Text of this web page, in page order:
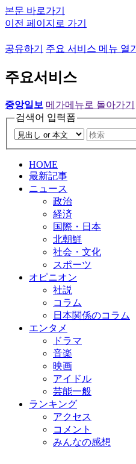
본문 바로가기
이전 페이지로 가기
공유하기 주요 서비스 메뉴 열기
주요서비스
중앙일보 메가메뉴로 돌아가기
검색어 입력폼
HOME
最新記事
ニュース
政治
経済
国際・日本
北朝鮮
社会・文化
スポーツ
オピニオン
社説
コラム
日本関係のコラム
エンタメ
ドラマ
音楽
映画
アイドル
芸能一般
ランキング
アクセス
コメント
みんなの感想